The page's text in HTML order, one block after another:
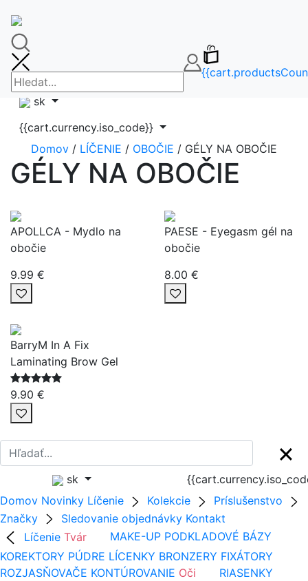
FAQ
info@makeupbag.sk
Kontakt
Instagram
sk
{{cart.currency.iso_code}}
Domov / LÍČENIE / OBOČIE / GÉLY NA OBOČIE
GÉLY NA OBOČIE
APOLLCA - Mydlo na
obočie
9.99 €
PAESE - Eyegasm gél na
obočie
8.00 €
BarryM In A Fix
Laminating Brow Gel
9.90 €
sk
Domov Novinky Líčenie Kolekcie
Príslušenstvo
Značky
Sledovanie objednávky Kontakt
Líčenie Tvár MAKE-UP PODKLADOVÉ BÁZY
KOREKTORY PÚDRE LÍCENKY BRONZERY FIXÁTORY
ROZJASŇOVAČE KONTÚROVANIE Oči
RIASENKY